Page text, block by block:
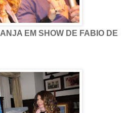
EM SHOW DE FABIO DE